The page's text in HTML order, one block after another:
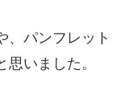
、パンフレット
いました。